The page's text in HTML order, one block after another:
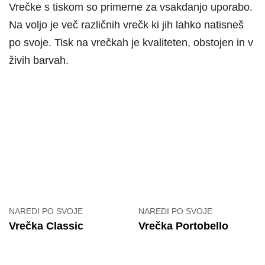
Vrečke s tiskom so primerne za vsakdanjo uporabo.
Na voljo je več različnih vrečk ki jih lahko natisneš
po svoje. Tisk na vrečkah je kvaliteten, obstojen in v
živih barvah.
NAREDI PO SVOJE
Vrečka Classic
NAREDI PO SVOJE
Vrečka Portobello